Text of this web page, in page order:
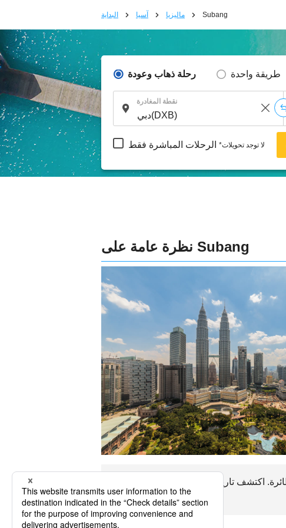
البداية آسيا ماليزيا Subang
رحلة ذهاب وعودة طريقة واحدة
نقطة المغادرة
الرحلات المباشرة فقط *لا توجد تحويلات
نظرة عامة على Subang
Subang ذات مغزى.